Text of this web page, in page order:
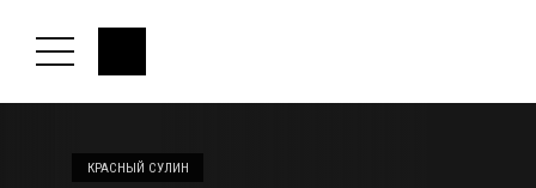
КРАСНЫЙ СУЛИН